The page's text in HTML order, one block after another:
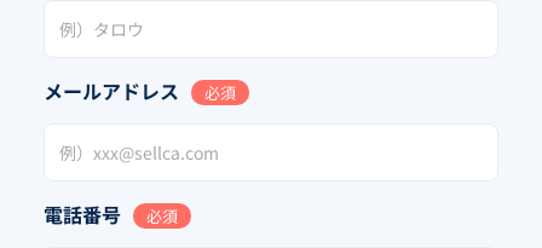
メールアドレス 必須
電話番号 必須